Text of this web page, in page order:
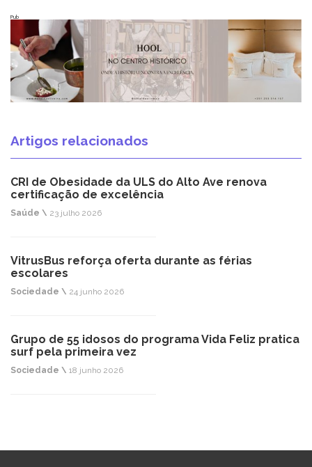
Pub
Artigos relacionados
CRI de Obesidade da ULS do Alto Ave renova
certificação de excelência
Saúde \ 23 julho 2026
VitrusBus reforça oferta durante as férias
escolares
Sociedade \ 24 junho 2026
Grupo de 55 idosos do programa Vida Feliz pratica
surf pela primeira vez
Sociedade \ 18 junho 2026